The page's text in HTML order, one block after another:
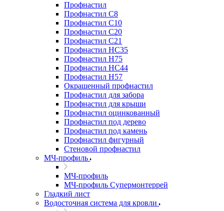
Профнастил
Профнастил С8
Профнастил С10
Профнастил С20
Профнастил С21
Профнастил НС35
Профнастил Н75
Профнастил HC44
Профнастил Н57
Окрашенный профнастил
Профнастил для забора
Профнастил для крыши
Профнастил оцинкованный
Профнастил под дерево
Профнастил под камень
Профнастил фигурный
Стеновой профнастил
МЧ-профиль
МЧ-профиль
МЧ-профиль Супермонтеррей
Гладкий лист
Водосточная система для кровли